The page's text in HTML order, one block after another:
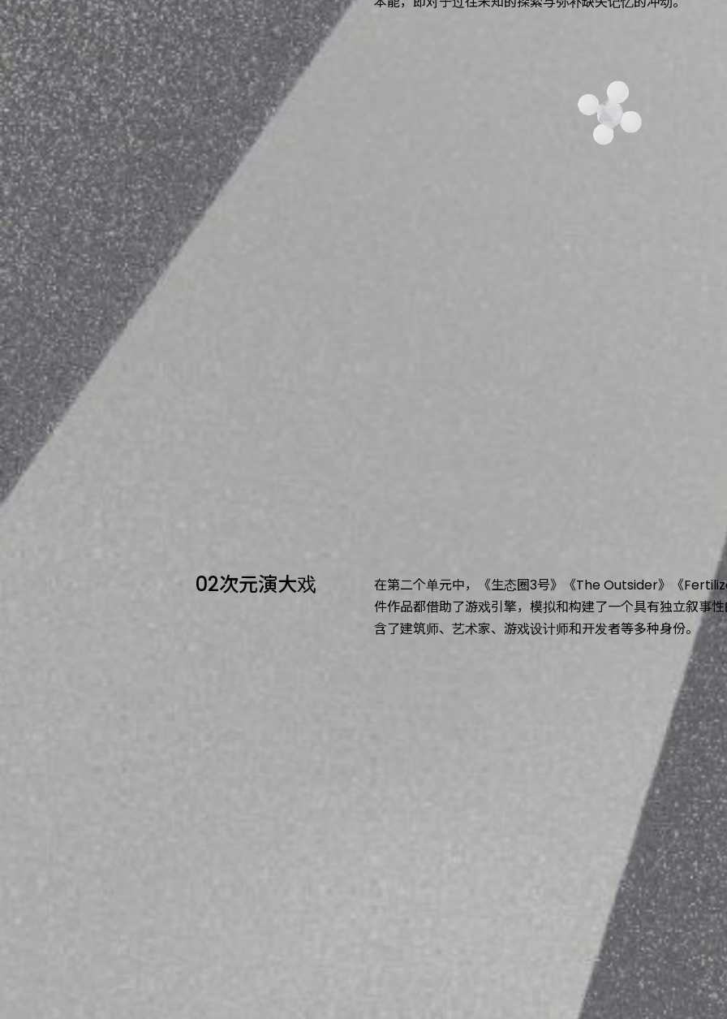
02次元演大戏
在第二个单元中，《生态圈3号》《The Outsider》《
件作品都借助了游戏引擎，模拟和构建了一个具有独立叙事
含了建筑师、艺术家、游戏设计师和开发者等多种身份。